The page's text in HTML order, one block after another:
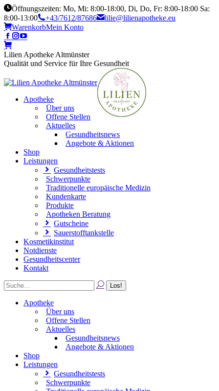
Öffnungszeiten: Mo, Mi: 8:00-18:00, Di, Do, Fr: 8:00-18:00 Sa:
8:00-13:00
+43/7612/87686
lilie@lilienapotheke.eu
WarenkorbMein Konto
Lilien Apotheke Altmünster
Qualität und Service für Ihre Gesundheit
Apotheke
Über uns
Offene Stellen
Aktuelles
Gesundheitsnews
Angebote & Aktionen
Shop
Leistungen
Gesundheitstests
Schwerpunkte
Traditionelle europäische Medizin
Kundenkarte
Produkte
Apotheken Beratung
Gutscheine
Sauerstofftankstelle
Kosmetikinstitut
Notdienste
Gesundheitscenter
Kontakt
Apotheke
Über uns
Offene Stellen
Aktuelles
Gesundheitsnews
Angebote & Aktionen
Shop
Leistungen
Gesundheitstests
Schwerpunkte